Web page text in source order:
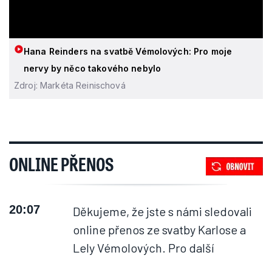
Hana Reinders na svatbě Vémolových: Pro moje
nervy by něco takového nebylo
Zdroj: Markéta Reinischová
ONLINE PŘENOS
20:07
Děkujeme, že jste s námi sledovali
online přenos ze svatby Karlose a
Lely Vémolových. Pro další